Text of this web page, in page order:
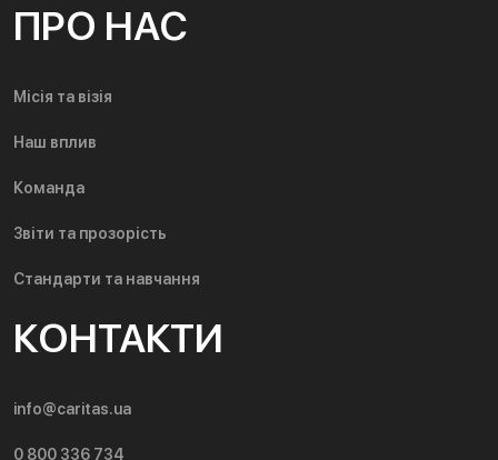
ПРО НАС
Місія та візія
Наш вплив
Команда
Звіти та прозорість
Стандарти та навчання
КОНТАКТИ
info@caritas.ua
0 800 336 734